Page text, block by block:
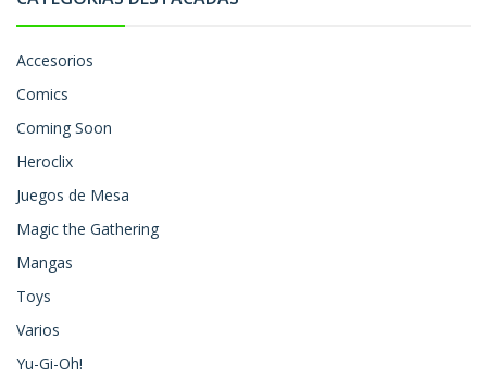
Accesorios
Comics
Coming Soon
Heroclix
Juegos de Mesa
Magic the Gathering
Mangas
Toys
Varios
Yu-Gi-Oh!